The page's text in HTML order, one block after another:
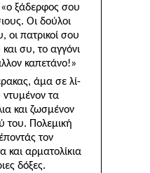
ξάδερφος σου
Οι δούλοι
οι πατρικοί σου
συ, το αγγόνι
καπετάνο!»
άμα σε λί­
ντυμένον τα
και ζωσμένον
του. Πολεμική
τον
και αρματολίκια
δόξες.